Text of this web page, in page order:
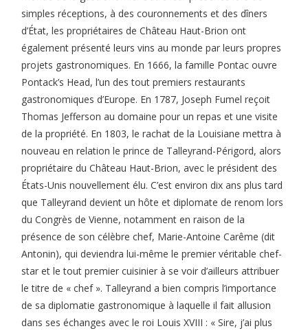
simples réceptions, à des couronnements et des dîners
d’État, les propriétaires de Château Haut-Brion ont
également présenté leurs vins au monde par leurs propres
projets gastronomiques. En 1666, la famille Pontac ouvre
Pontack’s Head, l’un des tout premiers restaurants
gastronomiques d’Europe. En 1787, Joseph Fumel reçoit
Thomas Jefferson au domaine pour un repas et une visite
de la propriété. En 1803, le rachat de la Louisiane mettra à
nouveau en relation le prince de Talleyrand-Périgord, alors
propriétaire du Château Haut-Brion, avec le président des
États-Unis nouvellement élu. C’est environ dix ans plus tard
que Talleyrand devient un hôte et diplomate de renom lors
du Congrès de Vienne, notamment en raison de la
présence de son célèbre chef, Marie-Antoine Carême (dit
Antonin), qui deviendra lui-même le premier véritable chef-
star et le tout premier cuisinier à se voir d’ailleurs attribuer
le titre de « chef ». Talleyrand a bien compris l’importance
de sa diplomatie gastronomique à laquelle il fait allusion
dans ses échanges avec le roi Louis XVIII : « Sire, j’ai plus